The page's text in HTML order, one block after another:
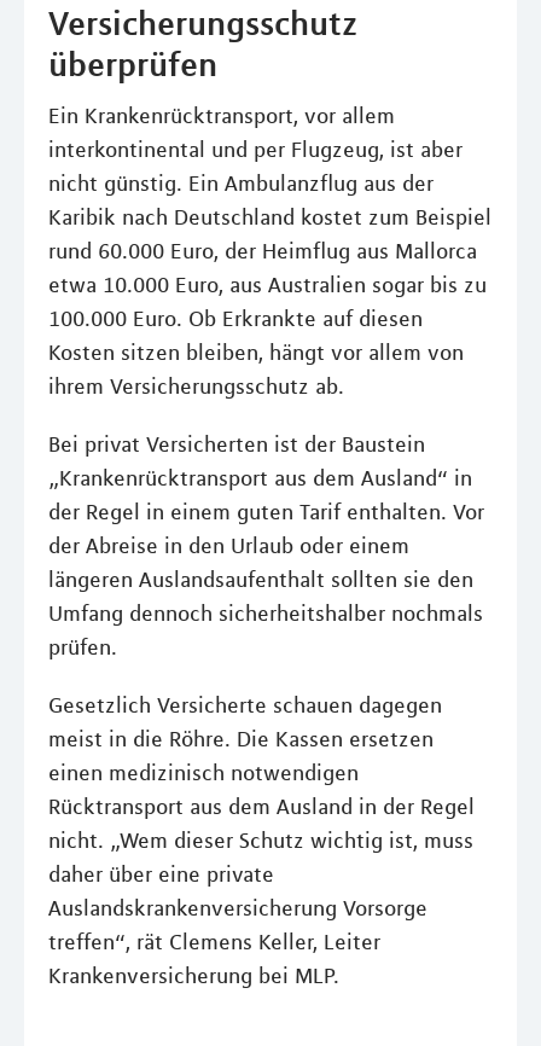
Versicherungsschutz
überprüfen
Ein Krankenrücktransport, vor allem
interkontinental und per Flugzeug, ist aber
nicht günstig. Ein Ambulanzflug aus der
Karibik nach Deutschland kostet zum Beispiel
rund 60.000 Euro, der Heimflug aus Mallorca
etwa 10.000 Euro, aus Australien sogar bis zu
100.000 Euro. Ob Erkrankte auf diesen
Kosten sitzen bleiben, hängt vor allem von
ihrem Versicherungsschutz ab.
Bei privat Versicherten ist der Baustein
„Krankenrücktransport aus dem Ausland“ in
der Regel in einem guten Tarif enthalten. Vor
der Abreise in den Urlaub oder einem
längeren Auslandsaufenthalt sollten sie den
Umfang dennoch sicherheitshalber nochmals
prüfen.
Gesetzlich Versicherte schauen dagegen
meist in die Röhre. Die Kassen ersetzen
einen medizinisch notwendigen
Rücktransport aus dem Ausland in der Regel
nicht. „Wem dieser Schutz wichtig ist, muss
daher über eine private
Auslandskrankenversicherung Vorsorge
treffen“, rät Clemens Keller, Leiter
Krankenversicherung bei MLP.